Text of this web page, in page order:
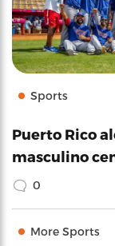
Sports
Puerto Rico
masculino
0
More Sports